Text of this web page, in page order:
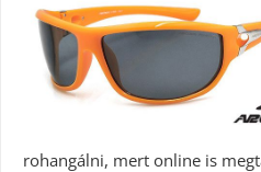
rohangálni, mert online is